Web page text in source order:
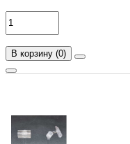
В корзину (0)